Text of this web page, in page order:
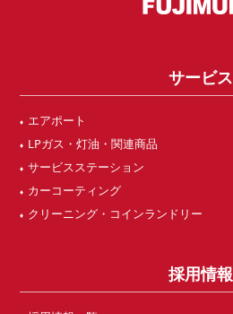
サービス
エアポート
LPガス・灯油・関連商品
サービスステーション
カーコーティング
クリーニング・コインランドリー
採用情報